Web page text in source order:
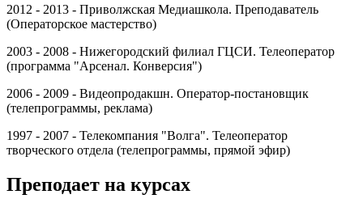
2012 - 2013 - Приволжская Медиашкола. Преподаватель
(Операторское мастерство)
2003 - 2008 - Нижегородский филиал ГЦСИ. Телеоператор
(программа "Арсенал. Конверсия")
2006 - 2009 - Видеопродакшн. Оператор-постановщик
(телепрограммы, реклама)
1997 - 2007 - Телекомпания "Волга". Телеоператор
творческого отдела (телепрограммы, прямой эфир)
Преподает на курсах